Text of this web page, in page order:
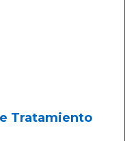
Tratamiento